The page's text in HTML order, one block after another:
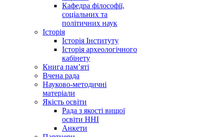
Кафедра філософії,
соціальних та
політичних наук
Історія
Історія Інституту
Історія археологічного
кабінету
Книга памʼяті
Вчена рада
Науково-методичні
матеріали
Якість освіти
Рада з якості вищої
освіти ННІ
Анкети